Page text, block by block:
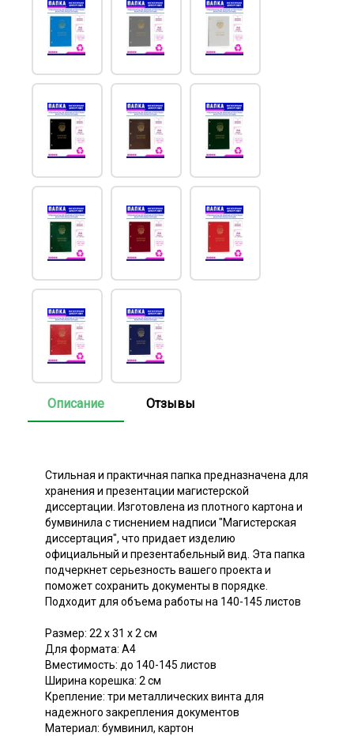
Описание Отзывы
Стильная и практичная папка предназначена для
хранения и презентации магистерской
диссертации. Изготовлена из плотного картона и
бумвинила с тиснением надписи "Магистерская
диссертация", что придает изделию
официальный и презентабельный вид. Эта папка
подчеркнет серьезность вашего проекта и
поможет сохранить документы в порядке.
Подходит для объема работы на 140-145 листов
Размер: 22 х 31 х 2 см
Для формата: А4
Вместимость: до 140-145 листов
Ширина корешка: 2 см
Крепление: три металлических винта для
надежного закрепления документов
Материал: бумвинил, картон